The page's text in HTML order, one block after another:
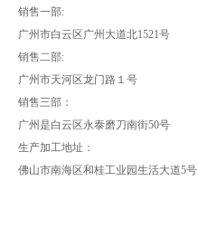
销售一部:
广州市白云区广州大道北1521号
销售二部:
广州市天河区龙门路１号
销售三部：
广州是白云区永泰磨刀南街50号
生产加工地址：
佛山市南海区和桂工业园生活大道5号